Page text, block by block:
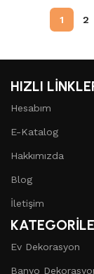
1 2
HIZLI
Hesabım
E-Katalog
Hakkımızda
Blog
İletişim
Ev Dekorasyon
Banyo